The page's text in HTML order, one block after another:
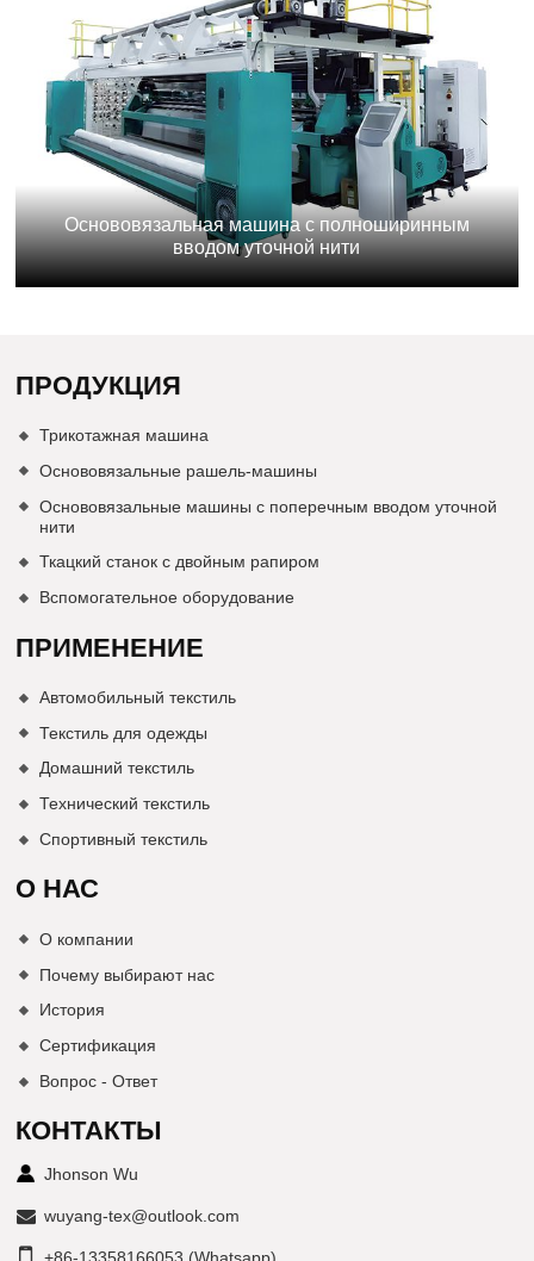
Основовязальная машина с полноширинным
вводом уточной нити
ПРОДУКЦИЯ
Трикотажная машина
Основовязальные рашель-машины
Основовязальные машины с поперечным вводом уточной
нити
Ткацкий станок с двойным рапиром
Вспомогательное оборудование
ПРИМЕНЕНИЕ
Автомобильный текстиль
Текстиль для одежды
Домашний текстиль
Технический текстиль
Спортивный текстиль
О НАС
О компании
Почему выбирают нас
История
Сертификация
Вопрос - Ответ
КОНТАКТЫ
Jhonson Wu
wuyang-tex@outlook.com